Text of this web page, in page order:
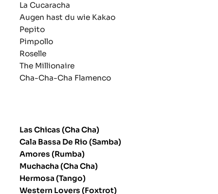
La Cucaracha
Augen hast du wie Kakao
Pepito
Pimpollo
Roselle
The Millionaire
Cha-Cha-Cha Flamenco
Las Chicas (Cha Cha)
Cala Bassa De Rio (Samba)
Amores (Rumba)
Muchacha (Cha Cha)
Hermosa (Tango)
Western Lovers (Foxtrot)